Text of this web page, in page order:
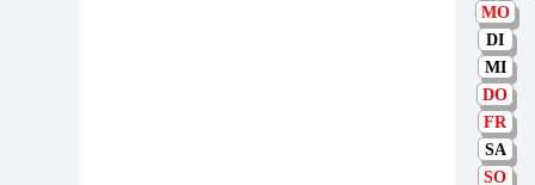
MO
DI
MI
DO
FR
SA
SO